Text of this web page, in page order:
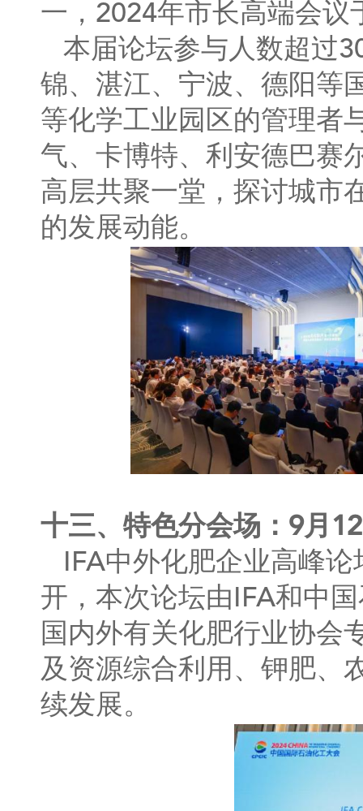
一，2024年市长高端会议
本届论坛参与人数超过
锦、湛江、宁波、德阳等
等化学工业园区的管理者
气、卡博特、利安德巴赛
高层共聚一堂，探讨城市
的发展动能。
十三、特色分会场：9月
IFA中外化肥企业高峰
开，本次论坛由IFA和中
国内外有关化肥行业协会
及资源综合利用、钾肥、
续发展。